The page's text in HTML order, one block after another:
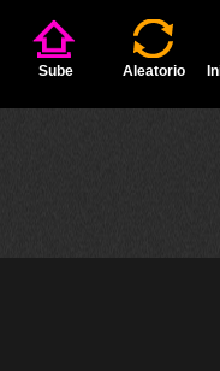
Sube Aleatorio